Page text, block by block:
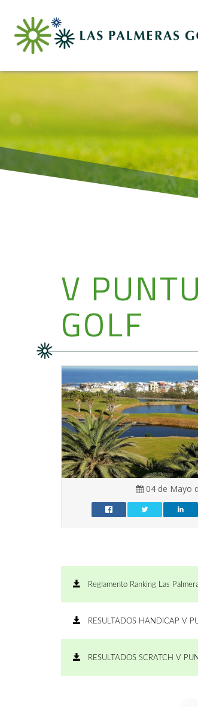
V
GOLF
04 de Mayo
Reglamento Ranking Las
RESULTADOS HANDICAP V
RESULTADOS SCRATCH V
HOLA